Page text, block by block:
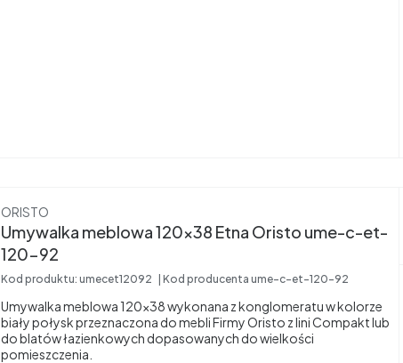
Producent
ORISTO
Umywalka meblowa 120x38 Etna Oristo ume-c-et-
120-92
Kod produktu: umecet12092 Kod producenta ume-c-et-120-92
Umywalka meblowa 120x38 wykonana z konglomeratu w kolorze
biały połysk przeznaczona do mebli Firmy Oristo z lini Compakt lub
do blatów łazienkowych dopasowanych do wielkości
pomieszczenia.